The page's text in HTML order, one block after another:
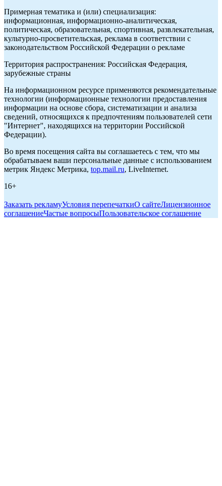
Примерная тематика и (или) специализация:
информационная, информационно-аналитическая,
политическая, образовательная, спортивная, развлекательная,
культурно-просветительская, реклама в соответствии с
законодательством Российской Федерации о рекламе
Территория распространения: Российская Федерация,
зарубежные страны
На информационном ресурсе применяются рекомендательные
технологии (информационные технологии предоставления
информации на основе сбора, систематизации и анализа
сведений, относящихся к предпочтениям пользователей сети
"Интернет", находящихся на территории Российской
Федерации).
Во время посещения сайта вы соглашаетесь с тем, что мы
обрабатываем ваши персональные данные с использованием
метрик Яндекс Метрика, top.mail.ru, LiveInternet.
16+
Заказать рекламуУсловия перепечаткиО сайтеЛицензионное
соглашениеЧастые вопросыПользовательское соглашение